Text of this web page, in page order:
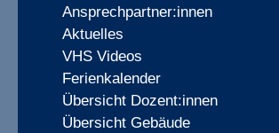
Ansprechpartner:innen
Aktuelles
VHS Videos
Ferienkalender
Übersicht Dozent:innen
Übersicht Gebäude